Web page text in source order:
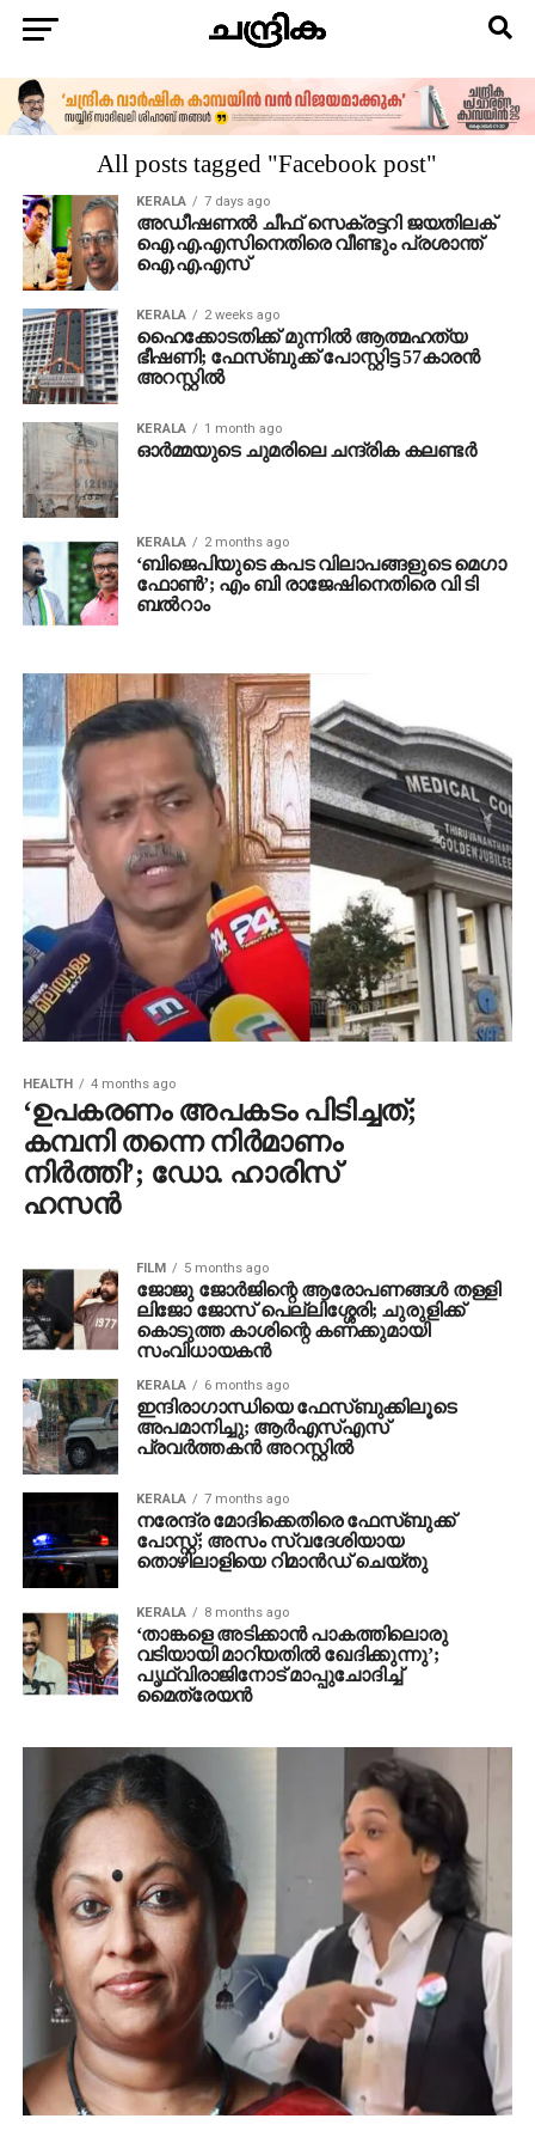
All posts tagged "Facebook post"
KERALA 7 days ago
അഡീഷണല്‍ ചീഫ് സെക്രട്ടറി ജയതിലക്
ഐ.എ.എസിനെതിരെ വീണ്ടും പ്രശാന്ത്
ഐ.എ.എസ്
KERALA 2 weeks ago
ഹൈക്കോടതിക്ക് മുന്നില്‍ ആത്മഹത്യ
ഭീഷണി; ഫേസ്ബുക്ക് പോസ്റ്റിട്ട 57കാരന്‍
അറസ്റ്റില്‍
KERALA 1 month ago
ഓര്‍മ്മയുടെ ചുമരിലെ ചന്ദ്രിക കലണ്ടര്‍
KERALA 2 months ago
‘ബിജെപിയുടെ കപട വിലാപങ്ങളുടെ മെഗാ
ഫോണ്‍’; എം ബി രാജേഷിനെതിരെ വി ടി
ബല്‍റാം
HEALTH 4 months ago
‘ഉപകരണം അപകടം പിടിച്ചത്;
കമ്പനി തന്നെ നിര്‍മാണം
നിര്‍ത്തി’; ഡോ. ഹാരിസ്
ഹസന്‍
FILM 5 months ago
ജോജു ജോര്‍ജിന്റെ ആരോപണങ്ങള്‍ തള്ളി
ലിജോ ജോസ് പെല്ലിശ്ശേരി; ചുരുളിക്ക്
കൊടുത്ത കാശിന്റെ കണക്കുമായി
സംവിധായകന്‍
KERALA 6 months ago
ഇന്ദിരാഗാന്ധിയെ ഫേസ്ബുക്കിലൂടെ
അപമാനിച്ചു; ആര്‍എസ്എസ്
പ്രവര്‍ത്തകന്‍ അറസ്റ്റില്‍
KERALA 7 months ago
നരേന്ദ്ര മോദിക്കെതിരെ ഫേസ്ബുക്ക്
പോസ്റ്റ്; അസം സ്വദേശിയായ
തൊഴിലാളിയെ റിമാന്‍ഡ് ചെയ്തു
KERALA 8 months ago
‘താങ്കളെ അടിക്കാന്‍ പാകത്തിലൊരു
വടിയായി മാറിയതില്‍ ഖേദിക്കുന്നു’;
പൃഥ്വിരാജിനോട് മാപ്പുചോദിച്ച്
മൈത്രേയന്‍